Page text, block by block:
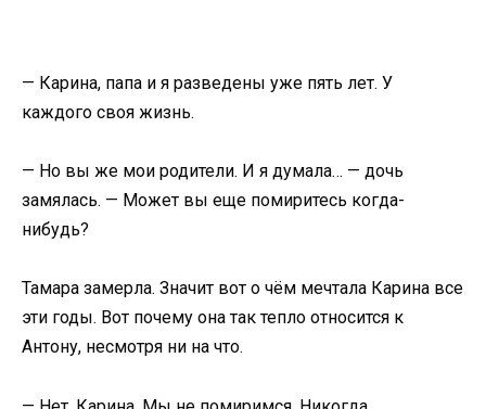
— Карина, папа и я разведены уже пять лет. У
каждого своя жизнь.
— Но вы же мои родители. И я думала… — дочь
замялась. — Может вы еще помиритесь когда-
нибудь?
Тамара замерла. Значит вот о чём мечтала Карина все
эти годы. Вот почему она так тепло относится к
Антону, несмотря ни на что.